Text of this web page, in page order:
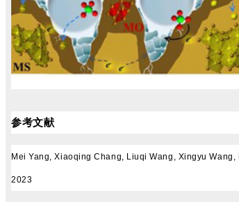
参考文献
Mei Yang, Xiaoqing Chang, Liuqi Wang, Xingyu
2023